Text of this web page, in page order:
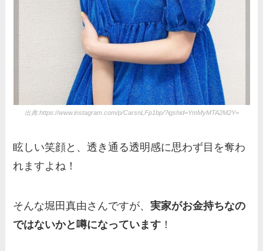
出典:https://www.instagram.com/p/CarsnLFp1bp/?igshid=YmMyMTA2M2Y=
眩しい笑顔と、透き通る透明感に思わず目を奪わ
れますよね！
そんな堀田真由さんですが、実家がお金持ちなの
ではないかと噂になっています ！